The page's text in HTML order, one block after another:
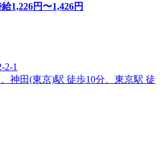
給1,226円〜1,426円
2-1
神田(東京)駅 徒歩10分、東京駅 徒